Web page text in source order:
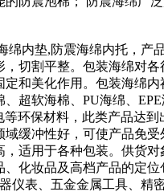
内垫,防震海绵内托，产
，切割平整。包装海绵对
和美化作用。包装海绵
超软海棉、PU海绵、EPE
环保材料，此类产品达到
缓冲性好，可使产品免
适用于各种包装。供货
化妆品及高档产品的定
仪表、五金金属工具、精